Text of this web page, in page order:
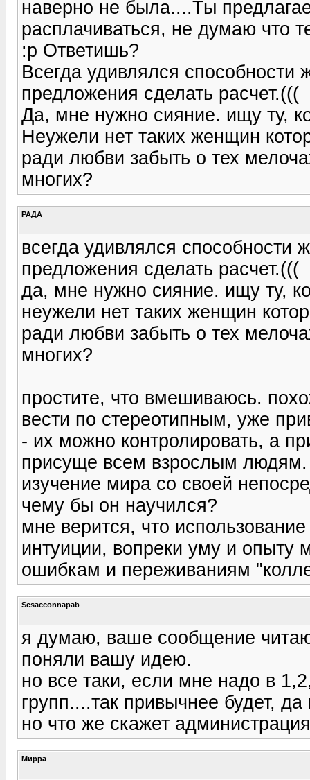
наверно не была....Ты
расплачиваться, не думаю что
:p Ответишь?
Всегда удивлялся способности
предложения сделать расчет.(((
Да, мне нужно сияние. ищу ту,
Неужели нет таких женщин
ради любви забыть о тех
многих?
РАДА
всегда удивлялся способности
предложения сделать расчет.(((
да, мне нужно сияние. ищу ту,
неужели нет таких женщин
ради любви забыть о тех
многих?
простите, что вмешиваюсь.
вести по стереотипным, уже
- их можно контролировать, а
присуще всем взрослым
изучение мира со своей
чему бы он научился?
мне верится, что
интуиции, вопреки уму и опыту
ошибкам и переживаниям
Sesacconnapab
я думаю, ваше сообщение
поняли вашу идею.
но все таки, если мне надо в
групп....так привычнее будет,
но что же скажет
Мирра